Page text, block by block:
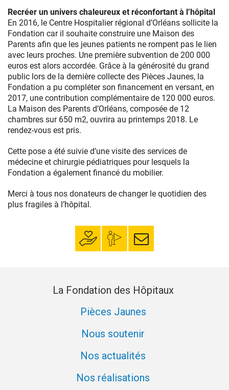
Recréer un univers chaleureux et réconfortant à l’hôpital
En 2016, le Centre Hospitalier régional d’Orléans sollicite la
Fondation car il souhaite construire une Maison des
Parents afin que les jeunes patients ne rompent pas le lien
avec leurs proches. Une première subvention de 200 000
euros est alors accordée. Grâce à la générosité du grand
public lors de la dernière collecte des Pièces Jaunes, la
Fondation a pu compléter son financement en versant, en
2017, une contribution complémentaire de 120 000 euros.
La Maison des Parents d’Orléans, composée de 12
chambres sur 650 m2, ouvrira au printemps 2018. Le
rendez-vous est pris.
Cette pose a été suivie d’une visite des services de
médecine et chirurgie pédiatriques pour lesquels la
Fondation a également financé du mobilier.
Merci à tous nos donateurs de changer le quotidien des
plus fragiles à l’hôpital.
Faire un donMon espace
donateur
S’inscrire à la
newsletter
La Fondation des Hôpitaux
Pièces Jaunes
Nous soutenir
Nos actualités
Nos réalisations